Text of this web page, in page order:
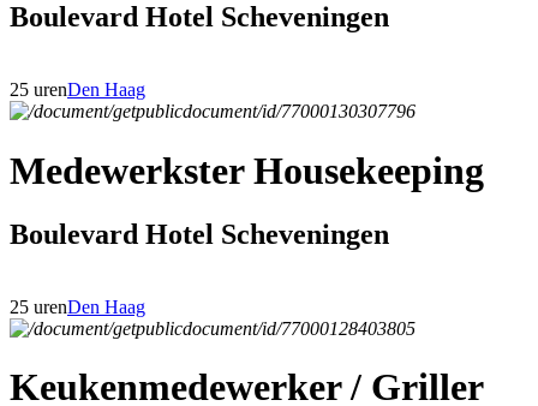
Boulevard Hotel Scheveningen
25 urenDen Haag
Medewerkster Housekeeping
Boulevard Hotel Scheveningen
25 urenDen Haag
Keukenmedewerker / Griller